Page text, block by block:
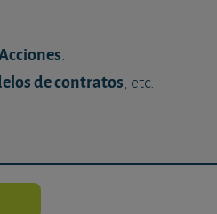
.
de contratos, etc.